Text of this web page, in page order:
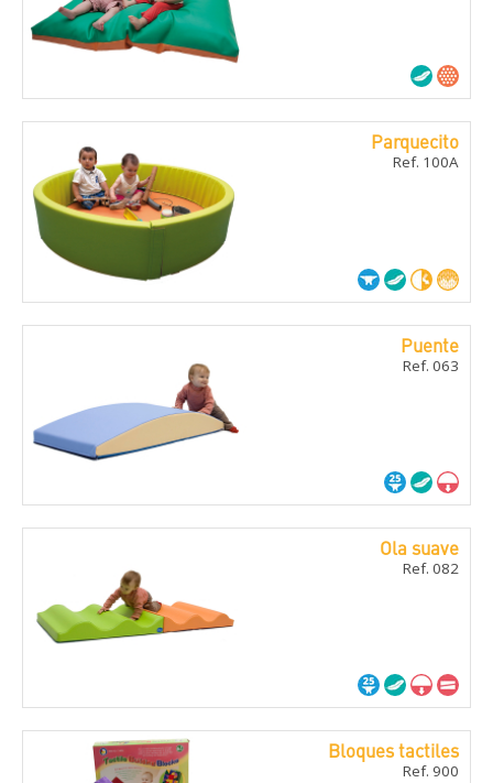
Parquecito
Ref. 100A
Puente
Ref. 063
Ola suave
Ref. 082
Bloques tactiles
Ref. 900